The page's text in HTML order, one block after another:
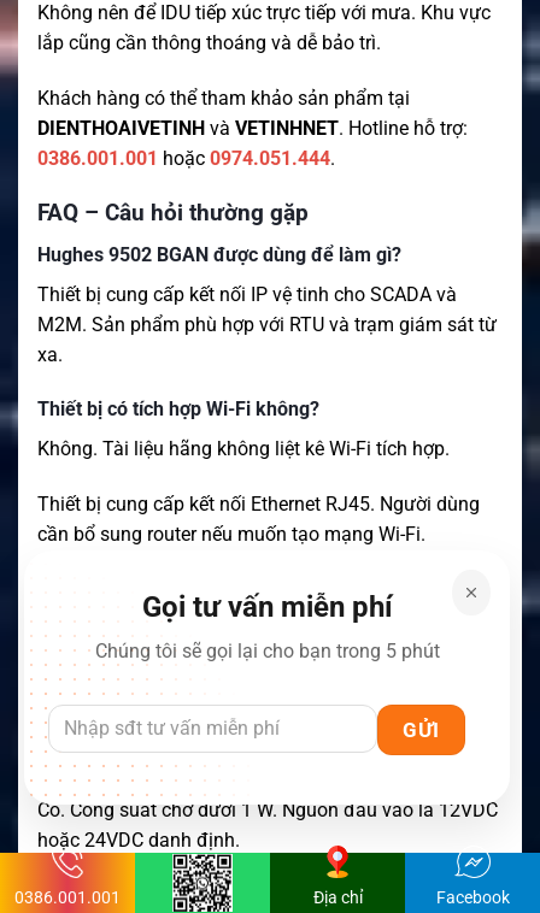
Không nên để IDU tiếp xúc trực tiếp với mưa. Khu vực
lắp cũng cần thông thoáng và dễ bảo trì.
Khách hàng có thể tham khảo sản phẩm tại
DIENTHOAIVETINH và VETINHNET. Hotline hỗ trợ:
0386.001.001 hoặc 0974.051.444.
FAQ – Câu hỏi thường gặp
Hughes 9502 BGAN được dùng để làm gì?
Thiết bị cung cấp kết nối IP vệ tinh cho SCADA và
M2M. Sản phẩm phù hợp với RTU và trạm giám sát từ
xa.
Thiết bị có tích hợp Wi-Fi không?
Không. Tài liệu hãng không liệt kê Wi-Fi tích hợp.
Thiết bị cung cấp kết nối Ethernet RJ45. Người dùng
cần bổ sung router nếu muốn tạo mạng Wi-Fi.
Toàn bộ hệ thống có đạt IP65 không?
Không. Chỉ ăng-ten ODU đạt IP65.
Modem IDU đạt IP40. Modem cần được lắp trong nhà
hoặc tủ kỹ thuật.
Thiết bị có phù hợp với năng lượng mặt trời không?
Có. Công suất chờ dưới 1 W. Nguồn đầu vào là 12VDC
hoặc 24VDC danh định.
Thông số này phù hợp với hệ thống pin và năng lượng
Gọi tư vấn miễn phí
Chúng tôi sẽ gọi lại cho bạn trong 5 phút
0386.001.001 Địa chỉ Facebook